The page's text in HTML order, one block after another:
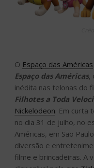
O Espaço das Américas
Espaço das Américas,
inédita nas telonas do
Filhotes a Toda
Nickelodeon. Em curta
no dia 31 de julho, no
Américas, em São
diversão e
filme e brincadeiras. A